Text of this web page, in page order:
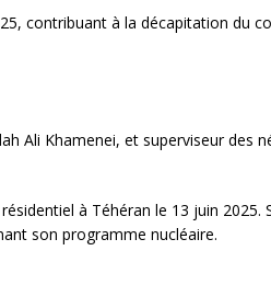
contribuant à la décapitation du
Ali Khamenei, et superviseur des
à Téhéran le 13 juin 2025.
son programme nucléaire.